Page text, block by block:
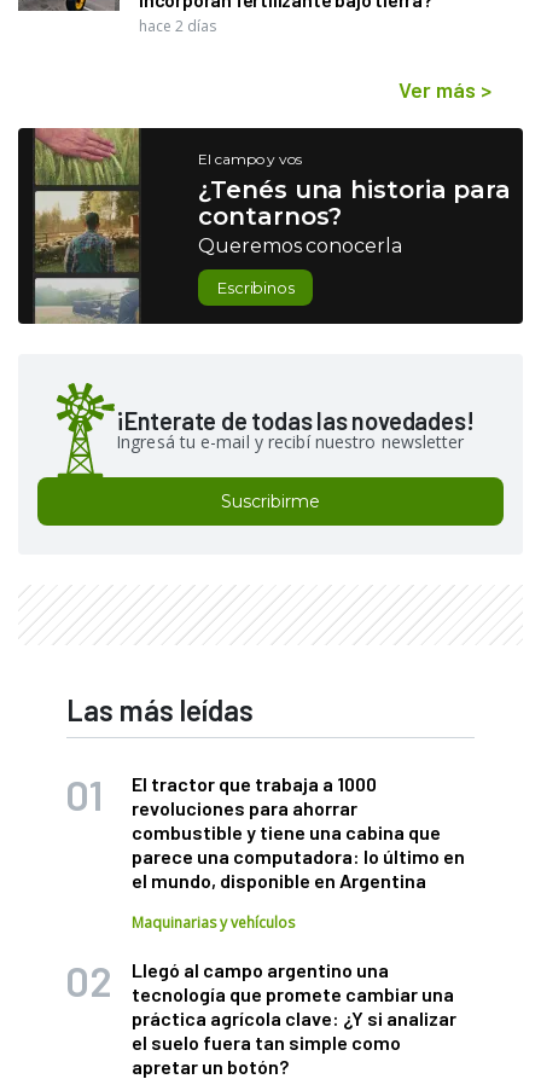
hace 2 días
Ver más >
El campo y vos
¿Tenés una historia para
contarnos?
Queremos conocerla
Escribinos
¡Enterate de todas las novedades!
Ingresá tu e-mail y recibí nuestro newsletter
Suscribirme
Las más leídas
El tractor que trabaja a 1000
revoluciones para ahorrar
combustible y tiene una cabina que
parece una computadora: lo último en
el mundo, disponible en Argentina
Maquinarias y vehículos
Llegó al campo argentino una
tecnología que promete cambiar una
práctica agrícola clave: ¿Y si analizar
el suelo fuera tan simple como
apretar un botón?